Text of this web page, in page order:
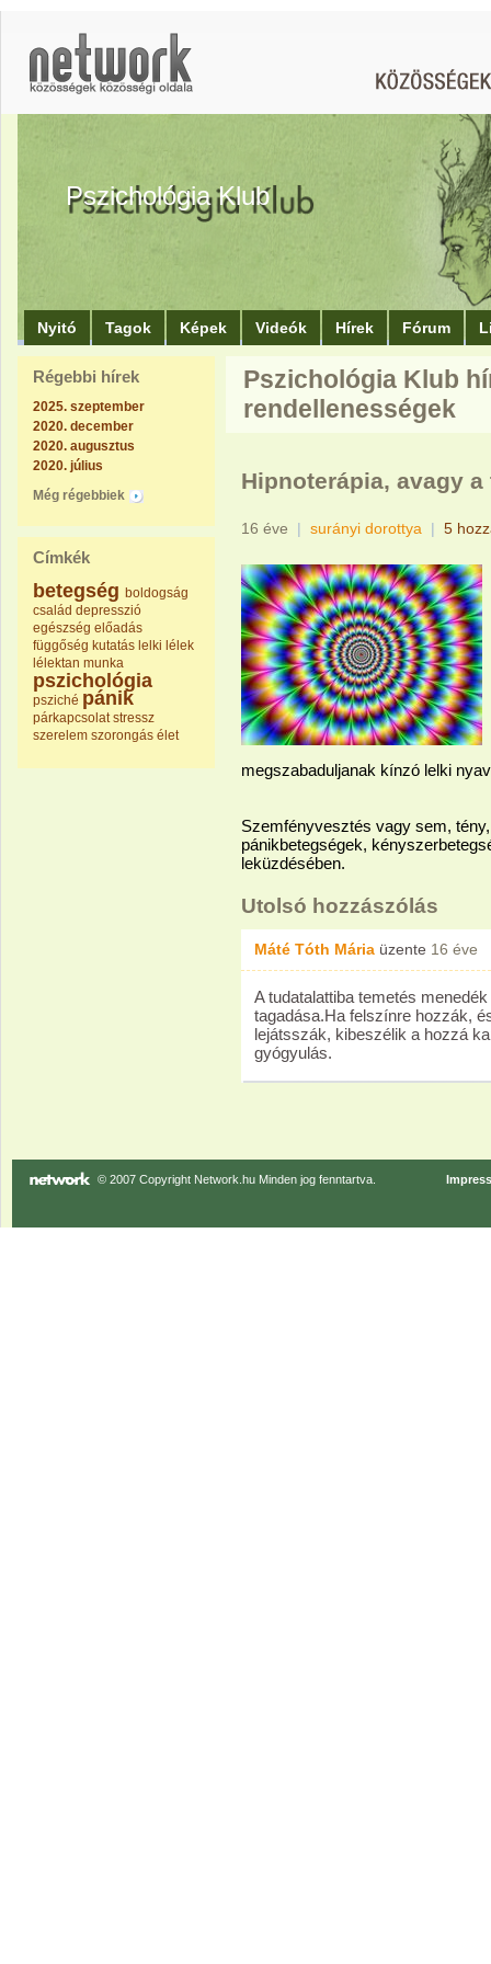
Pszichológia Klub
Nyitó Tagok Képek Videók Hírek Fórum
Régebbi hírek
2025. szeptember
2020. december
2020. augusztus
2020. július
Még régebbiek
Címkék
betegség boldogság
család depresszió
egészség előadás
függőség kutatás lelki lélek
lélektan munka
pszichológia
psziché pánik
párkapcsolat stressz
szerelem szorongás élet
Pszichológia Klub
rendellenességek
Hipnoterápia, avagy
16 éve | surányi dorottya | 5
megszabaduljanak kínzó lelki
Szemfényvesztés vagy sem,
pánikbetegségek,
leküzdésében.
Utolsó hozzászólás
Máté Tóth Mária üzente 16 éve
A tudatalattiba temetés
tagadása.Ha felszínre hozzák,
lejátsszák, kibeszélik a hozzá
gyógyulás.
© 2007 Copyright Network.hu Minden jog fenntartva.